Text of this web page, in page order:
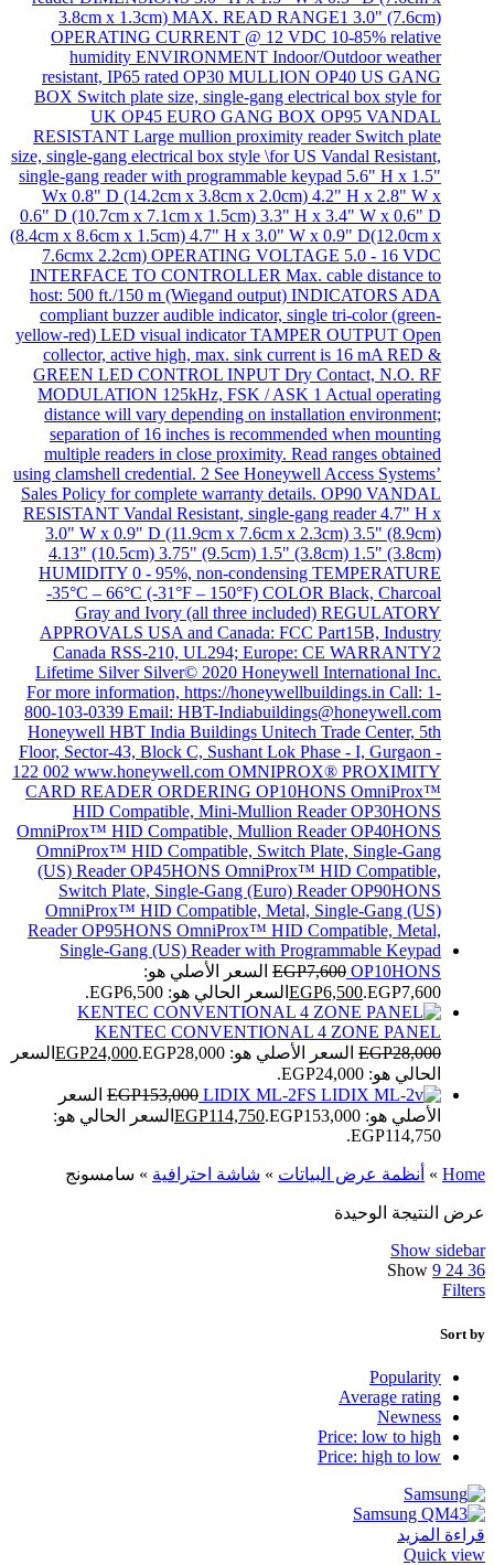
OP10HONS
EGP7,600
السعر الأصلي هو:
EGP7,600.
EGP6,500 السعر الحالي هو: EGP6,500.
KENTEC CONVENTIONAL 4 ZONE PANEL
EGP28,000 السعر الأصلي هو: EGP28,000. EGP24,000
السعر
الحالي هو: EGP24,000.
LIDIX ML-2FS
EGP153,000
السعر
الأصلي هو: EGP153,000.
EGP114,750
السعر الحالي هو:
EGP114,750.
Home
» أنظمة عرض البياتات » شاشة احترافية » سامسونج
عرض النتيجة الوحيدة
Show sidebar
Show 9 24 36
Filters
Sort by
Popularity
Average rating
Newness
Price: low to high
Price: high to low
قراءة المزيد
Quick view